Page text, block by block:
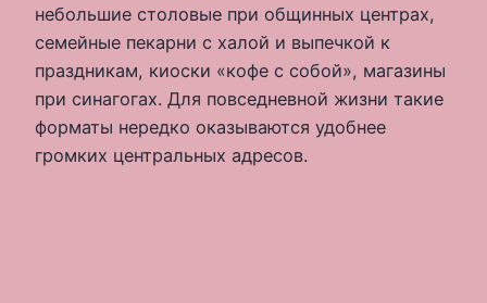
небольшие столовые при общинных центрах,
семейные пекарни с халой и выпечкой к
праздникам, киоски «кофе с собой», магазины
при синагогах. Для повседневной жизни такие
форматы нередко оказываются удобнее
громких центральных адресов.